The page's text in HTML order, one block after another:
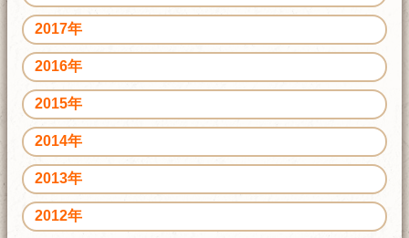
2017年
2016年
2015年
2014年
2013年
2012年